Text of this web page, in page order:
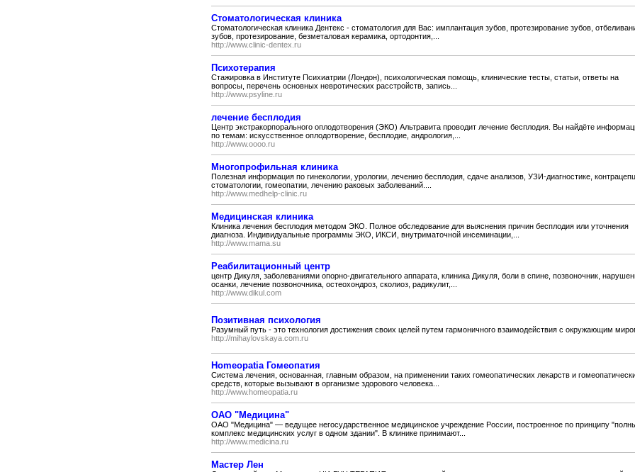
Стоматологическая клиника
Стоматологическая клиника Дентекс - стоматология для Вас: имплантация зубов, протезирование зубов,
зубов, протезирование, безметаловая керамика, ортодонтия,...
http://www.clinic-dentex.ru
Психотерапия
Стажировка в Институте Психиатрии (Лондон), психологическая помощь, клинические тесты, статьи, ответы на
вопросы, перечень основных невротических расстройств, запись...
http://www.psyline.ru
лечение бесплодия
Центр экстракорпорального оплодотворения (ЭКО) Альтравита проводит лечение бесплодия. Вы найдёте
по темам: искусственное оплодотворение, бесплодие, андрология,...
http://www.oooo.ru
Многопрофильная клиника
Полезная информация по гинекологии, урологии, лечению бесплодия, сдаче анализов, УЗИ-диагностике,
стоматологии, гомеопатии, лечению раковых заболеваний....
http://www.medhelp-clinic.ru
Медицинская клиника
Клиника лечения бесплодия методом ЭКО. Полное обследование для выяснения причин бесплодия или уточнения
диагноза. Индивидуальные программы ЭКО, ИКСИ, внутриматочной инсеминации,...
http://www.mama.su
Реабилитационный центр
центр Дикуля, заболеваниями опорно-двигательного аппарата, клиника Дикуля, боли в спине, позвоночник,
осанки, лечение позвоночника, остеохондроз, сколиоз, радикулит,...
http://www.dikul.com
Позитивная психология
Разумный путь - это технология достижения своих целей путем гармоничного взаимодействия с окружающим
http://mihaylovskaya.com.ru
Homeopatia Гомеопатия
Система лечения, основанная, главным образом, на применении таких гомеопатических лекарств и
средств, которые вызывают в организме здорового человека...
http://www.homeopatia.ru
ОАО "Медицина"
ОАО "Медицина" — ведущее негосударственное медицинское учреждение России, построенное по принципу
комплекс медицинских услуг в одном здании". В клинике принимают...
http://www.medicina.ru
Мастер Лен